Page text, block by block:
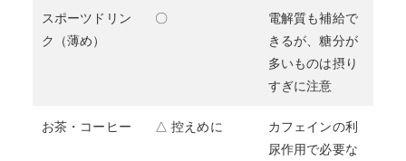
スポーツドリン
ク（薄め）
〇
電解質も補給で
きるが、糖分が
多いものは摂り
すぎに注意
お茶・コーヒー △ 控えめに
カフェインの利
尿作用で必要な